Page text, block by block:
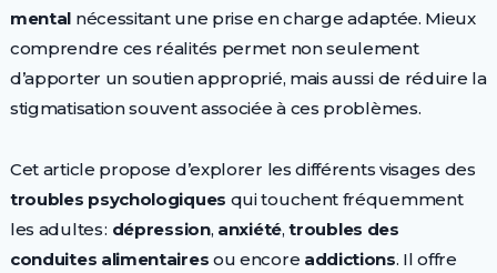
mental nécessitant une prise en charge adaptée. Mieux
comprendre ces réalités permet non seulement
d’apporter un soutien approprié, mais aussi de réduire la
stigmatisation souvent associée à ces problèmes.
Cet article propose d’explorer les différents visages des
troubles psychologiques qui touchent fréquemment
les adultes : dépression, anxiété,troubles des
conduites alimentaires ou encore addictions. Il offre